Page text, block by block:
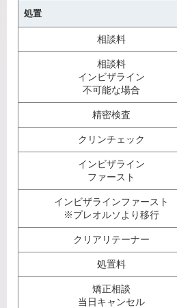
処置
相談料
相談料
インビザライン
不可能な場合
精密検査
クリンチェック
インビザライン
ファースト
インビザラインファースト
※プレオルソより移行
クリアリテーナー
処置料
矯正相談
当日キャンセル